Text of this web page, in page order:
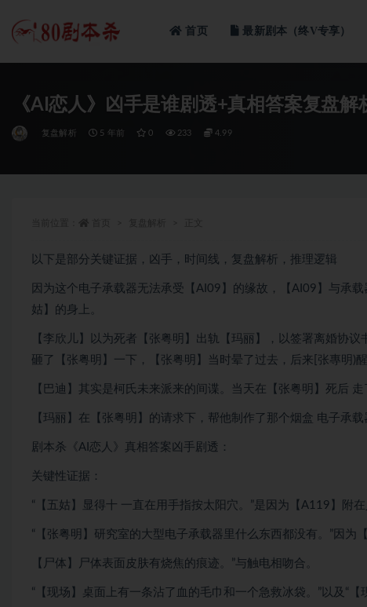
首页 最新剧本（终V专享）
《AI恋人》凶手是谁剧透+真相答案复盘解
复盘解析 5 年前 0 233 4.99
以下是部分关键证据，凶手，时间线，复盘解析，推理逻辑
因为这个电子承载器无法承受【AI09】的缘故，【AI09】与承
姑】的身上。
【李欣儿】以为死者【张粤明】出轨【玛丽】，以签署离婚协
砸了【张粤明】一下，【张粤明】当时晕了过去，后来[张專明)
【巴迪】其实是柯氏未来派来的间谍。当天在【张粤明】死后
【玛丽】在【张粤明】的请求下，帮他制作了那个烟盒 电子承
剧本杀《AI恋人》真相答案凶手剧透：
关键性证据：
“【五姑】显得十 一直在用手指按太阳穴。”是因为【A119】附
“【张粤明】研究室的大型电子承载器里什么东西都没有。”因为
【尸体】尸体表面皮肤有烧焦的痕迹。”与触电相吻合。
“【现场】桌面上有一条沾了血的毛巾和一个急救冰袋。”以及“